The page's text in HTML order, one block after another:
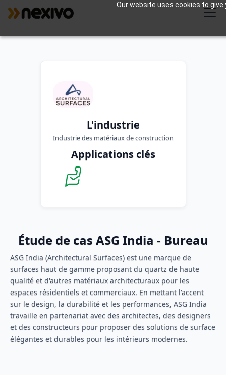
Our website uses cookies to
L'industrie
Industrie des matériaux de construction
Applications clés
Étude de cas ASG India - Bureau
ASG India (Architectural Surfaces) est une marque de
surfaces haut de gamme proposant du quartz de haute
qualité et d'autres matériaux architecturaux pour les
espaces résidentiels et commerciaux. En mettant l'accent
sur le design, la durabilité et les performances, ASG India
travaille en partenariat avec des architectes, des designers
et des constructeurs pour proposer des solutions de surface
élégantes et durables pour les intérieurs modernes.